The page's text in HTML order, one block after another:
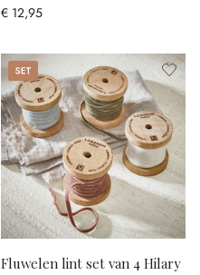
€ 12,95
Set
Fluwelen lint set van 4 Hilary